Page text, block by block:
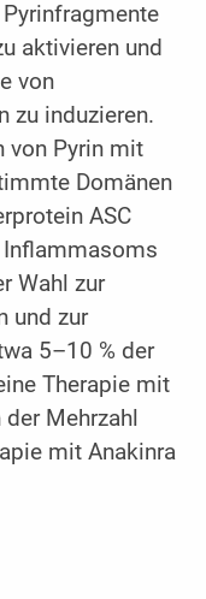
aktivieren und
von
zu induzieren.
von Pyrin mit
Domänen
ASC
Inflammasoms
Wahl zur
und zur
5–10 % der
Therapie mit
Mehrzahl
mit Anakinra